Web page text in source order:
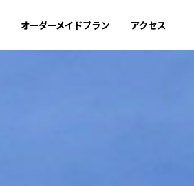
オーダーメイドプラン アクセス